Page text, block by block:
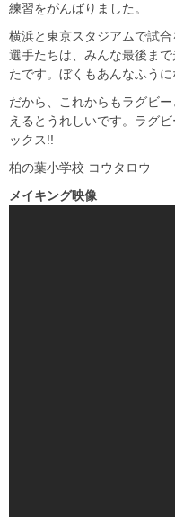
練習をがんばりました。
横浜と東京スタジアムで試
選手たちは、みんな最後ま
たです。ぼくもあんなふうに
だから、これからもラグビ
えるとうれしいです。ラグ
ックス!!
柏の葉小学校 コウタロウ
メイキング映像